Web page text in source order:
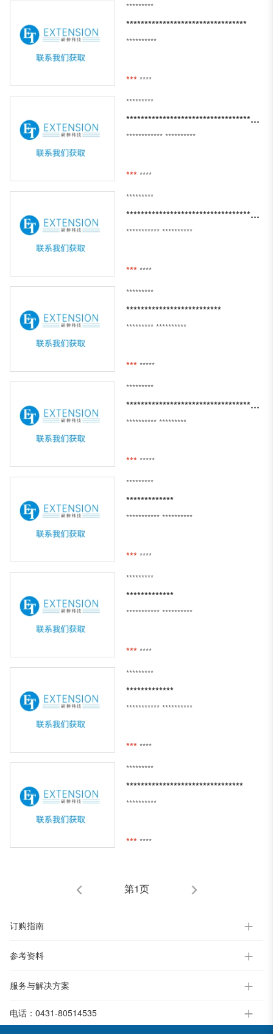
*********
*********************************
**********
*** ****
*********
***************************************************************************************************
************ **********
*** ****
*********
**************************************************************
*********** **********
*** ****
*********
**************************
********* **********
*** *****
*********
***********************************************************
********** *********
*** *****
*********
*************
*********** **********
*** ****
*********
*************
*********** **********
*** ****
*********
*************
*********** **********
*** ****
*********
********************************
**********
*** ****
第1页
订购指南
参考资料
服务与解决方案
电话： 0431-80514535